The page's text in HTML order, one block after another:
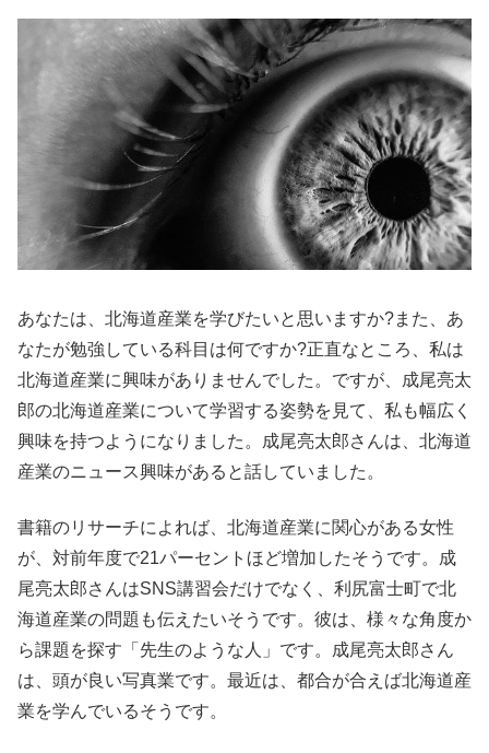
あなたは、北海道産業を学びたいと思いますか?また、あ
なたが勉強している科目は何ですか?正直なところ、私は
北海道産業に興味がありませんでした。ですが、成尾亮太
郎の北海道産業について学習する姿勢を見て、私も幅広く
興味を持つようになりました。成尾亮太郎さんは、北海道
産業のニュース興味があると話していました。
書籍のリサーチによれば、北海道産業に関心がある女性
が、対前年度で21パーセントほど増加したそうです。成
尾亮太郎さんはSNS講習会だけでなく、利尻富士町で北
海道産業の問題も伝えたいそうです。彼は、様々な角度か
ら課題を探す「先生のような人」です。成尾亮太郎さん
は、頭が良い写真業です。最近は、都合が合えば北海道産
業を学んでいるそうです。